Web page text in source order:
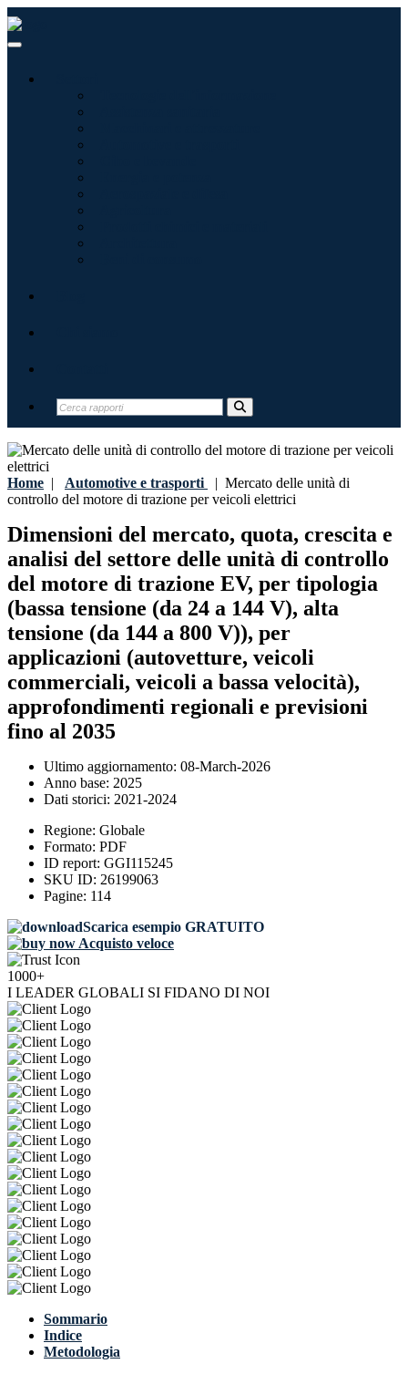
Home | Automotive e trasporti | Mercato delle unità di
controllo del motore di trazione per veicoli elettrici
Dimensioni del mercato, quota, crescita e
analisi del settore delle unità di controllo
del motore di trazione EV, per tipologia
(bassa tensione (da 24 a 144 V), alta
tensione (da 144 a 800 V)), per
applicazioni (autovetture, veicoli
commerciali, veicoli a bassa velocità),
approfondimenti regionali e previsioni
fino al 2035
Ultimo aggiornamento: 08-March-2026
Anno base: 2025
Dati storici: 2021-2024
Regione: Globale
Formato: PDF
ID report: GGI115245
SKU ID: 26199063
Pagine: 114
Scarica esempio GRATUITO
Acquisto veloce
1000+
I LEADER GLOBALI SI FIDANO DI NOI
Sommario
Indice
Metodologia